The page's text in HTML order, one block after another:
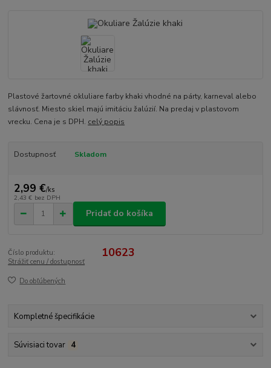
Plastové žartovné okluliare farby khaki vhodné na párty, karneval alebo
slávnosť. Miesto skiel majú imitáciu žalúzií. Na predaj v plastovom
vrecku. Cena je s DPH. celý popis
Dostupnosť Skladom
2,99 €/ks
2,43 € bez DPH
Pridať do košíka
Číslo produktu: 10623
Strážiť cenu / dostupnosť
Do obľúbených
Kompletné špecifikácie
Súvisiaci tovar 4